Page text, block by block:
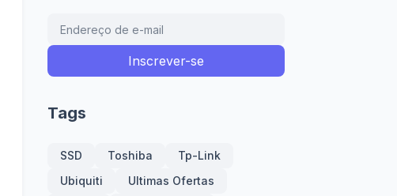
Tags
SSD Toshiba
Tp-Link
Ubiquiti
Ultimas Ofertas